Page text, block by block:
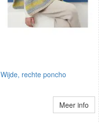
Wijde, rechte poncho
Meer info